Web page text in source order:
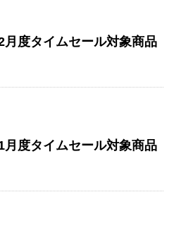
月度タイムセール対象商品
月度タイムセール対象商品